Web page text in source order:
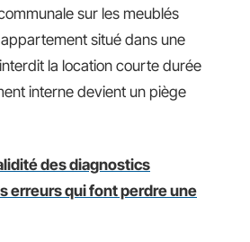
sur les meublés
situé dans une
la location courte durée
interne devient un piège
des diagnostics
erreurs qui font perdre une